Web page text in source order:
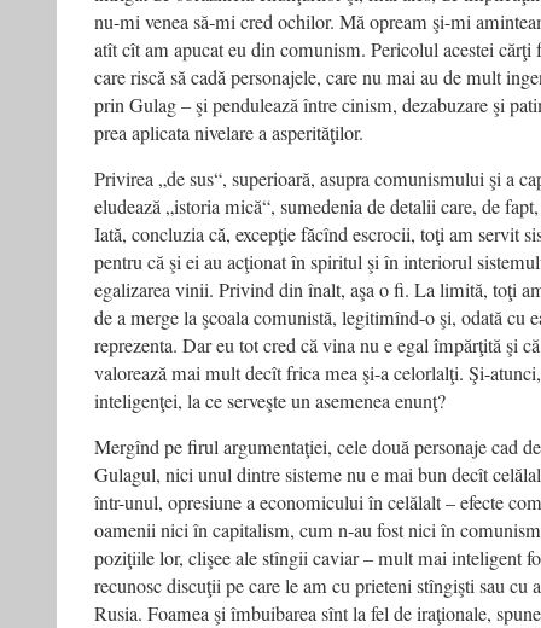
nu-mi venea să-mi cred ochilor. Mă opream şi-mi
atît cît am apucat eu din comunism. Pericolul acestei cărţi
care riscă să cadă personajele, care nu mai au de mult
prin Gulag – şi pendulează între cinism, dezabuzare şi
prea aplicata nivelare a asperităţilor.
Privirea „de sus“, superioară, asupra comunismului şi a
eludează „istoria mică“, sumedenia de detalii care, de
Iată, concluzia că, excepţie făcînd escrocii, toţi am servit
pentru că şi ei au acţionat în spiritul şi în interiorul
egalizarea vinii. Privind din înalt, aşa o fi. La limită, toţi
de a merge la şcoala comunistă, legitimînd-o şi, odată cu
reprezenta. Dar eu tot cred că vina nu e egal împărţită şi
valorează mai mult decît frica mea şi-a celorlalţi. Şi-
inteligenţei, la ce serveşte un asemenea enunţ?
Mergînd pe firul argumentaţiei, cele două personaje cad
Gulagul, nici unul dintre sisteme nu e mai bun decît
într-unul, opresiune a economicului în celălalt – efecte
oamenii nici în capitalism, cum n-au fost nici în
poziţiile lor, clişee ale stîngii caviar – mult mai inteligent
recunosc discuţii pe care le am cu prieteni stîngişti sau cu
Rusia. Foamea şi îmbuibarea sînt la fel de iraţionale,